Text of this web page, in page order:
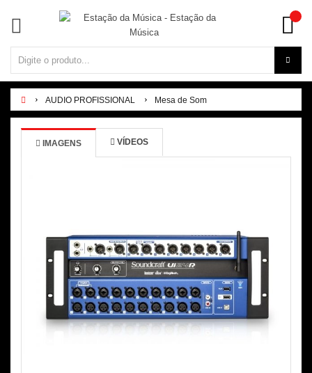
AUDIO PROFISSIONAL Mesa de Som
IMAGENS VÍDEOS